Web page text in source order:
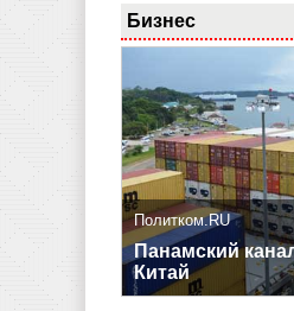
Бизнес
Политком.RU
Панамский
Китай